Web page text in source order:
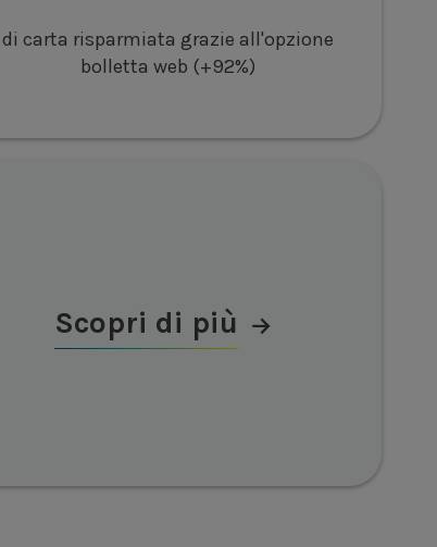
di carta risparmiata grazie all'opzione
bolletta web (+92%)
Scopri di più